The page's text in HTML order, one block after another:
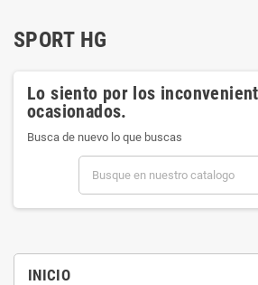
INICIO
SPORT HG
Lo siento por los
ocasionados.
Busca de nuevo lo que buscas